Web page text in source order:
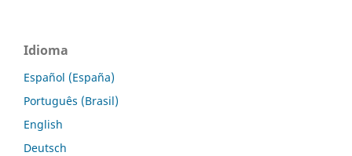
Idioma
Español (España)
Português (Brasil)
English
Deutsch